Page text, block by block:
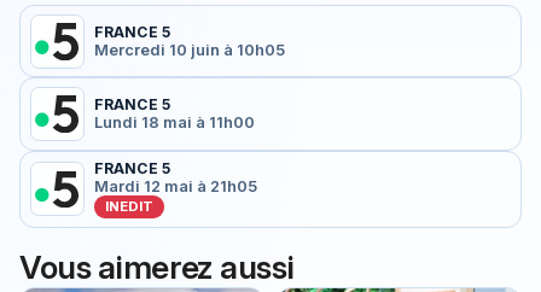
FRANCE 5
Mercredi 10 juin à 10h05
FRANCE 5
Lundi 18 mai à 11h00
FRANCE 5
Mardi 12 mai à 21h05
INEDIT
Vous aimerez aussi